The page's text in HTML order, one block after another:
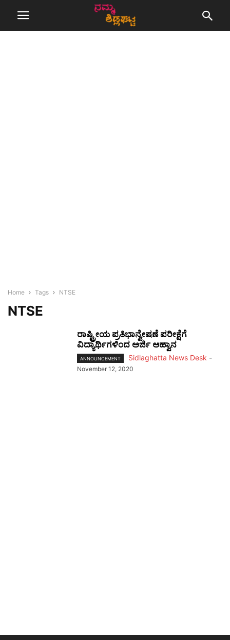
Home Tags NTSE
NTSE
ರಾಷ್ಟ್ರೀಯ ಪ್ರತಿಭಾನ್ವೇಷಣೆ ಪರೀಕ್ಷೆಗೆ
ವಿದ್ಯಾರ್ಥಿಗಳಿಂದ ಅರ್ಜಿ ಆಹ್ವಾನ
ANNOUNCEMENT Sidlaghatta News Desk -
November 12, 2020